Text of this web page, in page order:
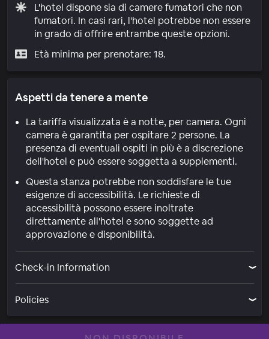
L'hotel dispone sia di camere fumatori che non
fumatori. In casi rari, l'hotel potrebbe non essere
in grado di offrire entrambe queste opzioni.
Età minima per prenotare: 18.
Aspetti da tenere a mente
La tariffa visualizzata è a notte, per camera. Ogni
camera è garantita per ospitare 2 persone. La
presenza di eventuali ospiti in più è a discrezione
dell'hotel e può essere soggetta a supplementi.
Questa stanza potrebbe non soddisfare le tue
esigenze di accessibilità. Le richieste di
accessibilità possono essere inoltrate
direttamente all'hotel e sono soggette ad
approvazione e disponibilità.
Check-in Information
Policies